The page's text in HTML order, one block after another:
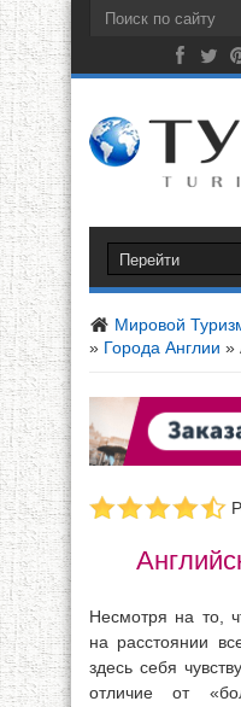
Мировой
» Города Англии »
Несмотря на то,
на расстоянии
здесь себя
отличие от